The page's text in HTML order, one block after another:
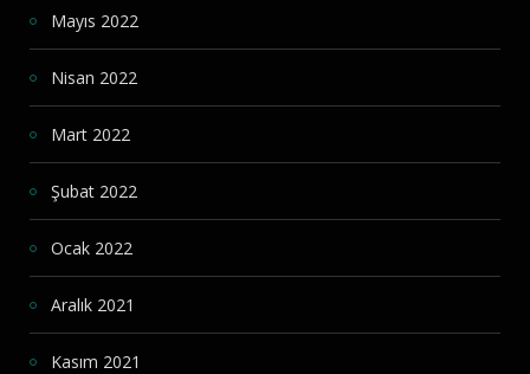
Mayıs 2022
Nisan 2022
Mart 2022
Şubat 2022
Ocak 2022
Aralık 2021
Kasım 2021